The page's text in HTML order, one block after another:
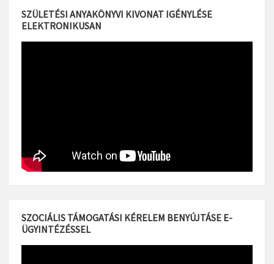
SZÜLETÉSI ANYAKÖNYVI KIVONAT IGÉNYLÉSE
ELEKTRONIKUSAN
SZOCIÁLIS TÁMOGATÁSI KÉRELEM BENYÚJTÁSE E-
ÜGYINTÉZÉSSEL